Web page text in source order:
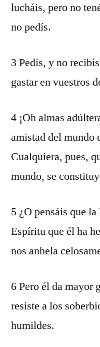
lucháis, pero no
no pedís.
3 Pedís, y no
gastar en vuestros
4 ¡Oh almas
amistad del mundo
Cualquiera, pues,
mundo, se
5 ¿O pensáis que
Espíritu que él ha
nos anhela
6 Pero él da mayor
resiste a los
humildes.